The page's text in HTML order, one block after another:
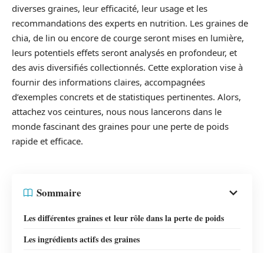
diverses graines, leur efficacité, leur usage et les
recommandations des experts en nutrition. Les graines de
chia, de lin ou encore de courge seront mises en lumière,
leurs potentiels effets seront analysés en profondeur, et
des avis diversifiés collectionnés. Cette exploration vise à
fournir des informations claires, accompagnées
d’exemples concrets et de statistiques pertinentes. Alors,
attachez vos ceintures, nous nous lancerons dans le
monde fascinant des graines pour une perte de poids
rapide et efficace.
Sommaire
Les différentes graines et leur rôle dans la perte de poids
Les ingrédients actifs des graines